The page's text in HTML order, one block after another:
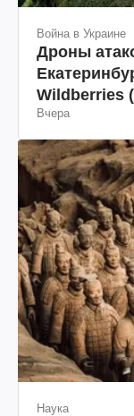
Война в Украине
Дроны
Wildberries
Вчера
Наука